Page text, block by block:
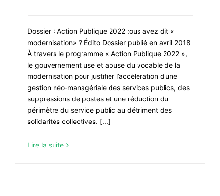
Dossier : Action Publique 2022 :ous avez dit «
modernisation» ? Édito Dossier publié en avril 2018
À travers le programme « Action Publique 2022 »,
le gouvernement use et abuse du vocable de la
modernisation pour justifier l’accélération d’une
gestion néo‐managériale des services publics, des
suppressions de postes et une réduction du
périmètre du service public au détriment des
solidarités collectives. [...]
Lire la suite